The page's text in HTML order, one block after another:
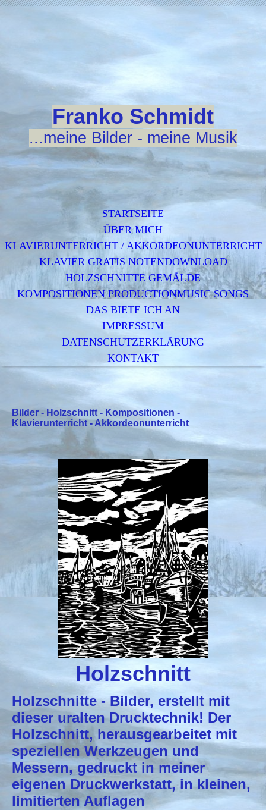
Franko Schmidt
...meine Bilder - meine Musik
STARTSEITE
ÜBER MICH
KLAVIERUNTERRICHT / AKKORDEONUNTERRICHT
KLAVIER GRATIS NOTENDOWNLOAD
HOLZSCHNITTE GEMÄLDE
KOMPOSITIONEN PRODUCTIONMUSIC SONGS
DAS BIETE ICH AN
IMPRESSUM
DATENSCHUTZERKLÄRUNG
KONTAKT
Bilder - Holzschnitt - Kompositionen -
Klavierunterricht - Akkordeonunterricht
Holzschnitt
Holzschnitte - Bilder, erstellt mit
dieser uralten Drucktechnik! Der
Holzschnitt, herausgearbeitet mit
speziellen Werkzeugen und
Messern, gedruckt in meiner
eigenen Druckwerkstatt, in kleinen,
limitierten Auflagen